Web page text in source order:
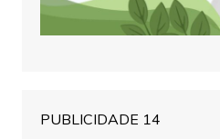
PUBLICIDADE 14